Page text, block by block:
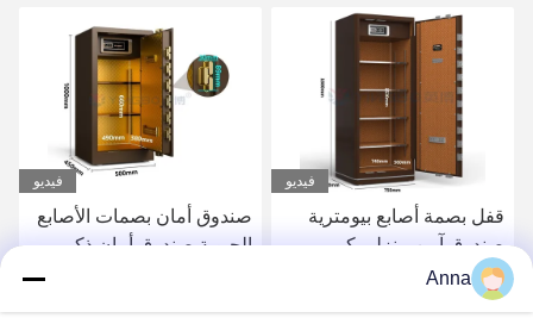
فيديو
صندوق أمان بصمات الأصابع
الحيوية صندوق أمان ذكي
للأمن المنزلي YB/RS-100
فيديو
ملونة 13 كيلوغرام صندوق
آمن منزلي إلكتروني قفل
Anna